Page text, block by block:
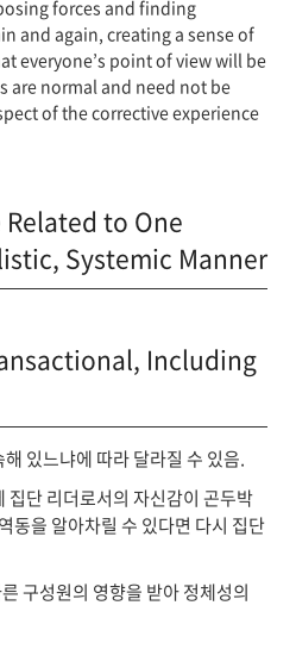
forces and finding
and again, creating a sense of
everyone’s point of view will be
are normal and need not be
of the corrective experience
to One
Systemic Manner
Including
있느냐에 따라 달라질 수 있음.
집단 리더로서의 자신감이 곤두박
동을 알아차릴 수 있다면 다시 집단
구성원의 영향을 받아 정체성의